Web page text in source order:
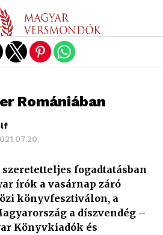
Romániában
fogadtatásban
írók a vasárnap záró
könyvfesztiválon, a
a díszvendég –
Könyvkiadók és
mobile version